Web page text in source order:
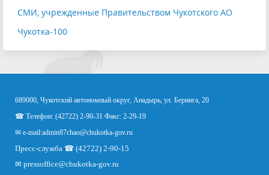
СМИ, учрежденные Правительством Чукотского АО
Чукотка-100
689000, Чукотский автономный округ, Анадырь, ул. Беринга, 20
☎ Телефон: (42722) 2-90-31 Факс: 2-29-19
✉ e-mail:admin87chao@chukotka-gov.ru
Пресс-служба ☎ (42722) 2-90-15
✉ pressoffice@chukotka-gov.ru